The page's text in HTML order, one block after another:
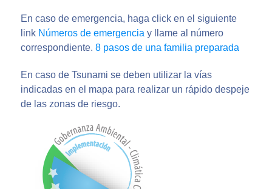
En caso de emergencia, haga click en el siguiente
link Números de emergencia y llame al número
correspondiente. 8 pasos de una familia preparada
En caso de Tsunami se deben utilizar la vías
indicadas en el mapa para realizar un rápido despeje
de las zonas de riesgo.